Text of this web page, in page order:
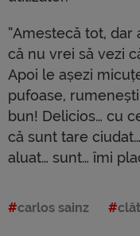
”Amestecă tot,
că nu vrei să vezi
Apoi le așezi
pufoase,
bun! Delicios… cu
că sunt tare
aluat… sunt… îmi
carlos sainz